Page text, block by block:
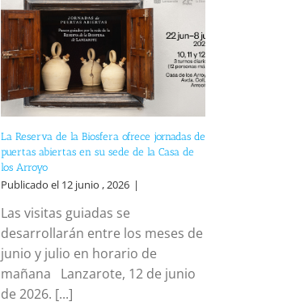
La Reserva de la Biosfera ofrece jornadas de
puertas abiertas en su sede de la Casa de
los Arroyo
Publicado el 12 junio , 2026 |
Las visitas guiadas se
desarrollarán entre los meses de
junio y julio en horario de
mañana Lanzarote, 12 de junio
de 2026. [...]